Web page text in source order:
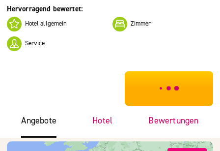
Hervorragend bewertet:
Hotel allgemein Zimmer
Service
***************
Angebote Hotel Bewertungen